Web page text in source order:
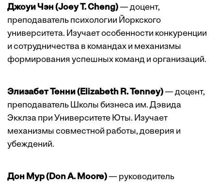
Джоуи Чэн (Joey T. Cheng)— доцент,
преподаватель психологии Йоркского
университета. Изучает особенности конкуренции
и сотрудничества в командах и механизмы
формирования успешных команд и организаций.
Элизабет Тенни (Elizabeth R. Tenney)— доцент,
преподаватель Школы бизнеса им. Дэвида
Экклза при Университете Юты. Изучает
механизмы совместной работы, доверия и
убеждений.
Дон Мур (Don A. Moore)— руководитель